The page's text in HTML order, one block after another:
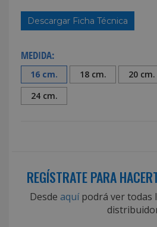
Descargar Ficha Técnica
MEDIDA:
16 cm. 18 cm. 20 cm.
24 cm.
REGÍSTRATE PARA
Desde aquípodrá ver todas